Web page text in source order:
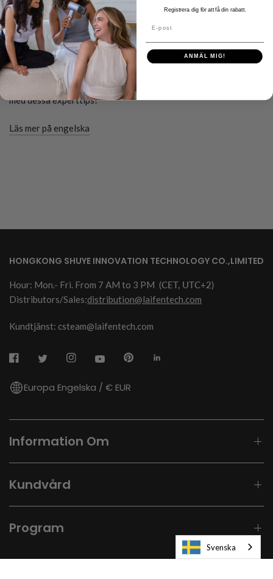
JANUARY 13 2026
Hur fönar man håret på rätt sätt?
Öka volym och glans
Lär dig hur du fönar håret på rätt sätt. Få tips om tekniker,
föning med rundborste och plattång. Uppnå volym och glans
med dessa experttips!
Läs mer på engelska
HONGKONG SHUYE INNOVATION TECHNOLOGY CO.,LIMITED
Hour: Mon.- Fri. From 7 AM to 3 PM (CET, UTC+2)
Distributors/Sales:distribution@laifentech.com
Kundtjänst: csteam@laifentech.com
Europa Engelska / € EUR
Information Om
Kundvård
Program
Svenska
Registrera dig för att få din rabatt.
ANMÄL MIG!